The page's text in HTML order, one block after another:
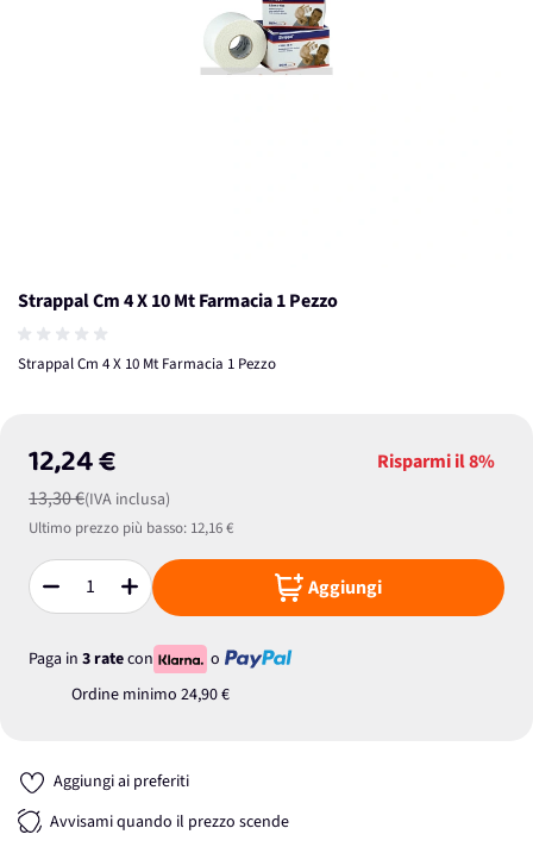
Strappal Cm 4 X 10 Mt Farmacia 1 Pezzo
Strappal Cm 4 X 10 Mt Farmacia 1 Pezzo
12,24 €
13,30 €(IVA inclusa)
Risparmi il8%
Ultimo prezzo più basso: 12,16 €
Quantità Aggiungi
Paga in 3 ratecon
o
Ordine minimo 24,90 €
Aggiungi ai preferiti
Avvisami quando il prezzo scende